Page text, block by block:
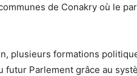
de Conakry où le
plusieurs formations
Parlement grâce au